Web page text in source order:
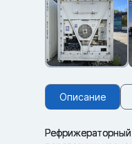
Описание
Рефрижераторный